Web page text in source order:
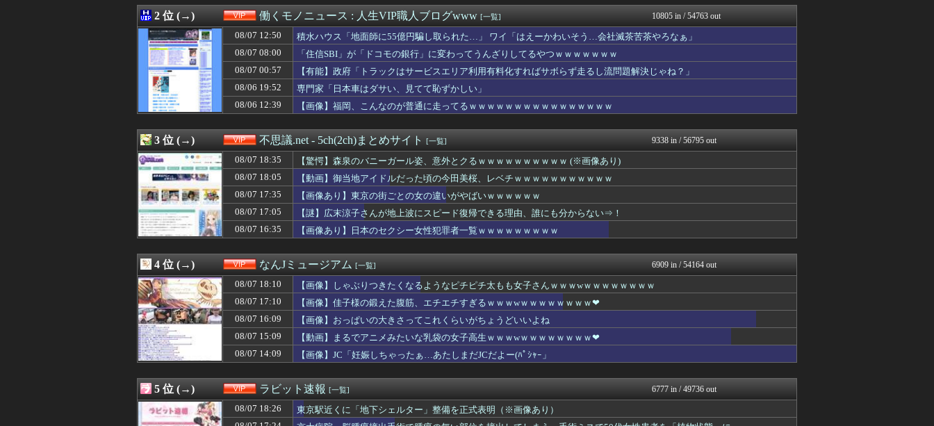
08/07 17:40
【速報】れいわ新選組、新たな党名は「いのちの党」 略称は「いのち」 [135...
スコールちゃんねる｜２ちゃ...
08/07 17:39
【動画】NHKニュース、とんでもない放送事故をおこしてしまうｗｗｗｗｗｗｗ
うしみつ-5chまとめ-
08/07 17:39
【激怒】高速道路の合流路線で速度合わせて合流塞いでくるトラックｗｗｗｗｗｗｗｗ...
なんJクエスト
08/07 17:35
【動画】移民ベトナム女達の宅飲み、レベチｗｗｗｗｗｗｗｗｗｗｗｗｗｗｗｗｗｗｗ...
VIPPER速報
08/07 17:35
【悲報】ところでおまえらさんの髪型ってどんな髪型なん？ｗｗｗｗｗｗｗｗｗｗ
08/07 17:35
【画像あり】東京の街ごとの女の違いがやばいｗｗｗｗｗｗ
不思議.net - 5ch...
08/07 17:34
花山薫「鍛えることは……女々しい」👈いや、雑魚のくせに鍛えないほうがダサいやろ
筋肉速報
08/07 17:33
【ｼｺ注意】人妻保育士とゴム無しセク口ス中に剥き出しになったクリ◯リスを弄った...
えっ!?またここのサイト?
08/07 17:33
上村ひなのちゃんと付き合いたいんやが
08/07 17:31
【画像】元バレー部女子、部活が終わっても太ももがえっちすぎる
BIPブログ
08/07 17:25
【悲報】妊娠した嫁が抜いてくれないので出会い系で知り合った女とやったwwww
バズッター速報
08/07 17:24
京大病院、脳腫瘍摘出手術で腫瘍の無い部位を摘出してしまう 手術ミスで50代女性...
08/07 17:20
【悲報】コレコレ、月収1億円ｗｗｗｗｗｗｗｗｗｗｗｗｗｗｗｗｗｗｗｗ
キニ速
08/07 17:17
太鼓の達人、ゲーム内の一部フォント変更へ 値上げの影響か
08/07 17:15
ＦＡＮＺＡ１０円セールやってたwwwwwww
08/07 17:10
【画像】佳子様の鍛えた腹筋、エチエチすぎるｗｗｗwｗｗｗｗｗｗｗｗ❤
なんJミュージアム
08/07 17:09
【衝撃】女性『腹筋するとイっちゃう。一体なぜ？』⇒原因がこれｗ
うしみつ-5chまとめ-
08/07 17:09
【画像】アイドルのライブ、上空から客を撮影した結果wwwwwww
08/07 17:05
【謎】広末涼子さんが地上波にスピード復帰できる理由、誰にも分からない⇒！
不思議.net - 5ch...
08/07 17:03
【画像】NASAが開発、着るだけで瞬時に-15℃冷却する冷感ポンチョ3,980...
Zチャンネル＠VIP
08/07 17:03
あえて「ブラジャー丸見え」で外出する女性が急増中
いたしん！
08/07 17:01
【画像】巨乳女子、谷間でネコを飼育してしまうwwwwww
BIPブログ
08/07 17:00
【悲報】菊地亜美さん、マレーシアに移住ｗｗｗｗｗｗｗｗｗｗｗｗｗｗｗｗｗｗｗｗ...
08/07 17:00
【朗報】65kgの女の子、38kgまでダイエットしてまるで別人になる
08/07 16:59
【悲報】大谷翔平「マジで笑わなくね？」井端監督、競馬の話題では饒舌だった模様
08/07 16:54
【悲報】ニューバランスはダサい！onは時代遅れ！サロモンを買え！って言われたか...
ネギ速
08/07 16:49
【悲報】渡邊渚さん「私がPTSDと診断された当時、世間はまだPTSDという言葉...
08/07 16:45
兵庫斎藤知事、県の海外事務所を全廃へ「公務員が海外で遊ぶためにあるだけ」 [...
(*ﾟ∀ﾟ)ゞカガクニュー...
08/07 16:44
【悲報】太平洋戦争史振り返ると思ったけど日本より欧米が諸悪の根源やん
ネギ速
08/07 16:40
介護・建設・運送業社員「つらいからもう辞めます…」←人が辞めすぎて倒産する会社...
08/07 16:40
甲子園出場校 猛暑と資金難に苦しむ・・・
スコールちゃんねる｜２ちゃ...
2 位 (→) 働くモノニュース : 人生VIP職人ブログwww [一覧] 10805 in / 54763 out
08/07 12:50
積水ハウス「地面師に55億円騙し取られた…」 ワイ「はえーかわいそう…会社滅茶苦茶やろなぁ」
08/07 08:00
「住信SBI」が「ドコモの銀行」に変わってうんざりしてるやつｗｗｗｗｗｗｗ
08/07 00:57
【有能】政府「トラックはサービスエリア利用有料化すればサボらず走るし流問題解決じゃね？」
08/06 19:52
専門家「日本車はダサい、見てて恥ずかしい」
08/06 12:39
【画像】福岡、こんなのが普通に走ってるｗｗｗｗｗｗｗｗｗｗｗｗｗｗｗｗ
3 位 (→) 不思議.net - 5ch(2ch)まとめサイト [一覧] 9338 in / 56795 out
08/07 18:35
【驚愕】森泉のバニーガール姿、意外とクるｗｗｗｗｗｗｗｗｗｗ (※画像あり)
08/07 18:05
【動画】御当地アイドルだった頃の今田美桜、レベチｗｗｗｗｗｗｗｗｗｗｗ
08/07 17:35
【画像あり】東京の街ごとの女の違いがやばいｗｗｗｗｗｗ
08/07 17:05
【謎】広末涼子さんが地上波にスピード復帰できる理由、誰にも分からない⇒！
08/07 16:35
【画像あり】日本のセクシー女性犯罪者一覧ｗｗｗｗｗｗｗｗｗ
4 位 (→) なんJミュージアム [一覧] 6909 in / 54164 out
08/07 18:10
【画像】しゃぶりつきたくなるようなピチピチ太もも女子さんｗｗｗwｗｗｗｗｗｗｗｗ
08/07 17:10
【画像】佳子様の鍛えた腹筋、エチエチすぎるｗｗｗwｗｗｗｗｗｗｗｗ❤
08/07 16:09
【画像】おっぱいの大きさってこれくらいがちょうどいいよね
08/07 15:09
【動画】まるでアニメみたいな乳袋の女子高生ｗｗｗwｗｗｗｗｗｗｗｗ❤
08/07 14:09
【画像】JC「妊娠しちゃったぁ…あたしまだJCだよー(ﾊﾟｼｬｰ」
5 位 (→) ラビット速報 [一覧] 6777 in / 49736 out
08/07 18:26
東京駅近くに「地下シェルター」整備を正式表明（※画像あり）